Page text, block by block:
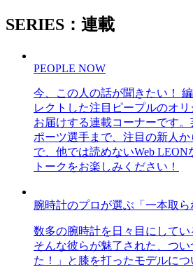
SERIES：連載
PEOPLE NOW
今、この人の話が聞きたい！
レクトした注目ピープルのオ
お届けする連載コーナーです
ポーツ選手まで、注目の新人か
で、他では読めないWeb
トークをお楽しみください！
腕時計のプロが選ぶ「一本取ら
数多の腕時計を日々目にしてい
そんな彼らが魅了された、つ
た！」と膝を打ったモデルに